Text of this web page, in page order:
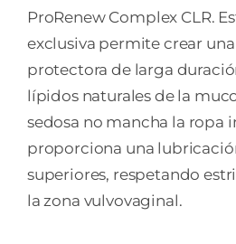
ProRenew Complex CLR.
exclusiva permite crear
protectora de larga
lípidos naturales de la
sedosa no mancha la ropa
proporciona una
superiores, respetando
la zona vulvovaginal.